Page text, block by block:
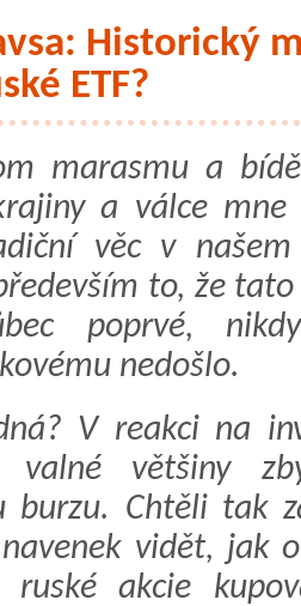
Historický
ETF?
marasmu a
a válce mne
věc v
to, že
poprvé,
nedošlo.
V reakci na
valné většiny
burzu. Chtěli tak
vidět, jak
ruské akcie